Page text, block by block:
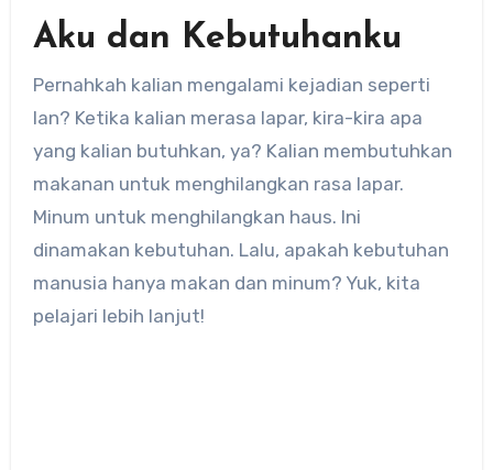
Aku dan Kebutuhanku
Pernahkah kalian mengalami kejadian seperti
Ian? Ketika kalian merasa lapar, kira-kira apa
yang kalian butuhkan, ya? Kalian membutuhkan
makanan untuk menghilangkan rasa lapar.
Minum untuk menghilangkan haus. Ini
dinamakan kebutuhan. Lalu, apakah kebutuhan
manusia hanya makan dan minum? Yuk, kita
pelajari lebih lanjut!